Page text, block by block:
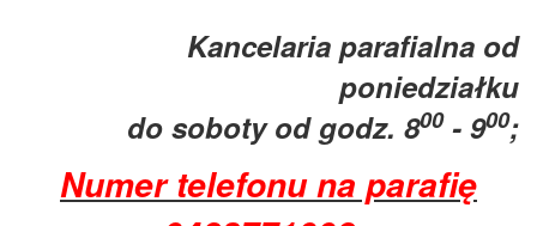
Kancelaria parafialna od
poniedziałku
do soboty od godz. 800- 900;
Numer telefonu na parafię